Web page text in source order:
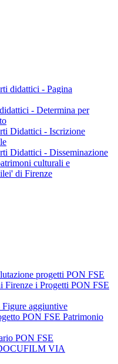
didattici - Pagina
- Determina per
Didattici - Iscrizione
Didattici - Disseminazione
culturali e
di Firenze
progetti PON FSE
Firenze i Progetti PON FSE
aggiuntive
PON FSE Patrimonio
PON FSE
VIA